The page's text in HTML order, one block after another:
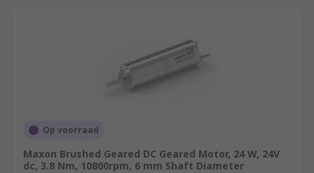
Op voorraad
Maxon Brushed Geared DC Geared Motor, 24 W, 24V
dc, 3.8 Nm, 10800rpm, 6 mm Shaft Diameter